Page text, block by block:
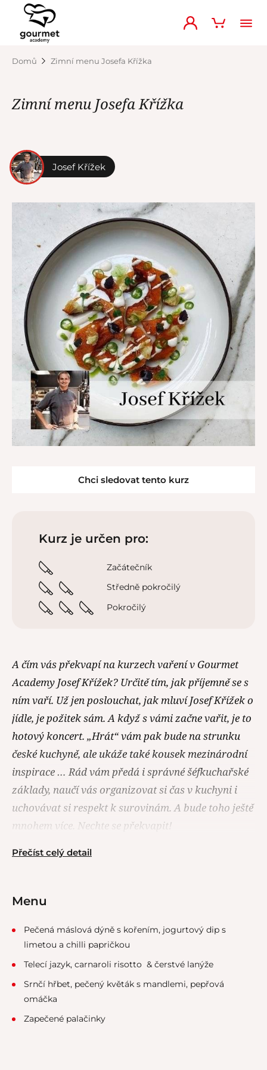
Domů Zimní menu Josefa Křížka
Zimní menu Josefa Křížka
Josef Křížek
Chci sledovat tento kurz
Kurz je určen pro:
Začátečník
Středně pokročilý
Pokročilý
A čím vás překvapí na kurzech vaření v Gourmet
Academy Josef Křížek? Určitě tím, jak příjemně se s
ním vaří. Už jen poslouchat, jak mluví Josef Křížek o
jídle, je požitek sám. A když s vámi začne vařit, je to
hotový koncert. „Hrát“ vám pak bude na strunku
české kuchyně, ale ukáže také kousek mezinárodní
inspirace … Rád vám předá i správné šéfkuchařské
základy, naučí vás organizovat si čas v kuchyni i
uchovávat si respekt k surovinám. A bude toho ještě
mnohem více. Nechte se překvapit!
Přečíst celý detail
Menu
Pečená máslová dýně s kořením, jogurtový dip s
limetou a chilli papričkou
Telecí jazyk, carnaroli risotto & čerstvé lanýže
Srnčí hřbet, pečený květák s mandlemi, pepřová
omáčka
Zapečené palačinky